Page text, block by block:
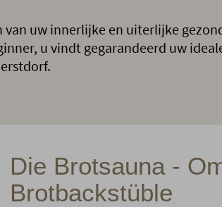
uw innerlijke en uiterlijke
u vindt gegarandeerd uw
Die Brotsauna -
Brotbackstüble